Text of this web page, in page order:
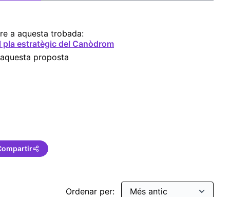
a aquesta trobada:
pla estratègic del Canòdrom
proposta
Ordenar per: